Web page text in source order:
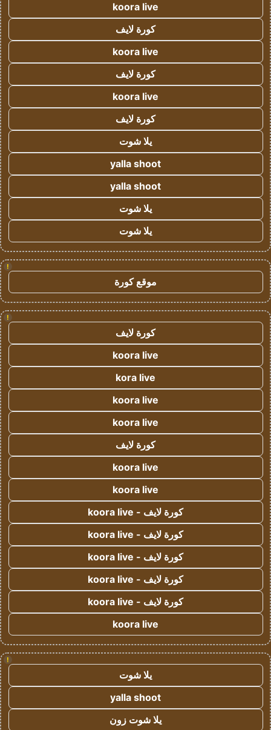
koora live
كورة لايف
koora live
كورة لايف
koora live
كورة لايف
يلا شوت
yalla shoot
yalla shoot
يلا شوت
يلا شوت
!
موقع كورة
!
كورة لايف
koora live
kora live
koora live
koora live
كورة لايف
koora live
koora live
كورة لايف - koora live
كورة لايف - koora live
كورة لايف - koora live
كورة لايف - koora live
كورة لايف - koora live
koora live
!
يلا شوت
yalla shoot
يلا شوت زون